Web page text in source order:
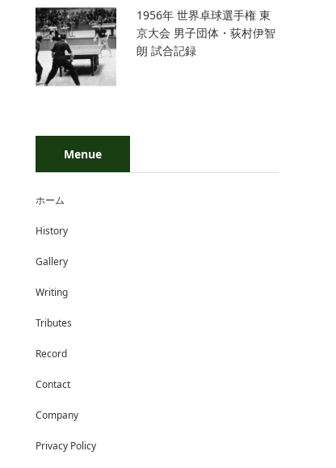
1956年 世界卓球選手権 東
京大会 男子団体・荻村伊智
朗 試合記録
Menue
ホーム
History
Gallery
Writing
Tributes
Record
Contact
Company
Privacy Policy